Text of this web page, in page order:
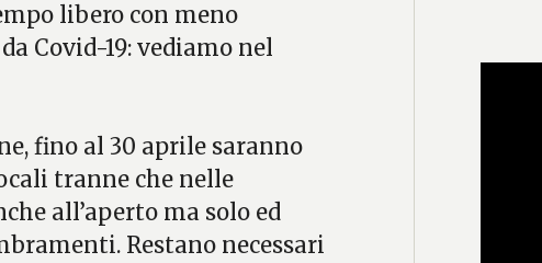
libero con meno
Covid-19: vediamo nel
fino al 30 aprile saranno
tranne che nelle
all’aperto ma solo ed
Restano necessari